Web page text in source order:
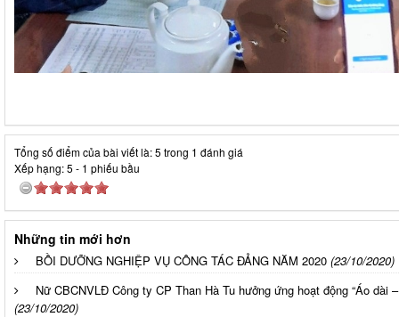
Tổng số điểm của bài viết là: 5 trong 1 đánh giá
Xếp hạng:5 - 1 phiếu bầu
Những tin mới hơn
BỒI DƯỠNG NGHIỆP VỤ CÔNG TÁC ĐẢNG NĂM 2020 (23/10/2020)
Nữ CBCNVLĐ Công ty CP Than Hà Tu hưởng ứng hoạt động “Áo dài
(23/10/2020)